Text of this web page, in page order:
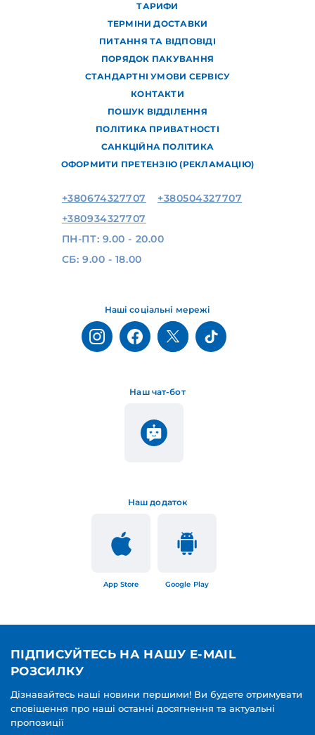
ТАРИФИ
ТЕРМІНИ ДОСТАВКИ
ПИТАННЯ ТА ВІДПОВІДІ
ПОРЯДОК ПАКУВАННЯ
СТАНДАРТНІ УМОВИ СЕРВІСУ
КОНТАКТИ
ПОШУК ВІДДІЛЕННЯ
ПОЛІТИКА ПРИВАТНОСТІ
САНКЦІЙНА ПОЛІТИКА
ОФОРМИТИ ПРЕТЕНЗІЮ (РЕКЛАМАЦІЮ)
Наш додаток
App Store Google Play
Наш чат-бот
Наші соціальні мережі
+380674327707
+380504327707
+380934327707
ПН-ПТ: 9.00 - 20.00
СБ: 9.00 - 18.00
ПІДПИСУЙТЕСЬ НА НАШУ E-MAIL
РОЗСИЛКУ
Дізнавайтесь наші новини першими! Ви будете отримувати
сповіщення про наші останні досягнення та актуальні
пропозиції